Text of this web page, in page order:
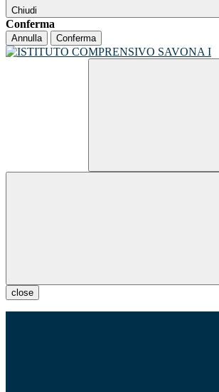
Chiudi
Conferma
Annulla Conferma
close